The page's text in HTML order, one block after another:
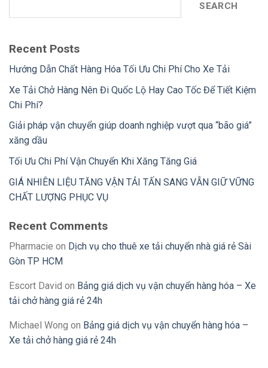
SEARCH
Recent Posts
Hướng Dẫn Chất Hàng Hóa Tối Ưu Chi Phí Cho Xe Tải
Xe Tải Chở Hàng Nên Đi Quốc Lộ Hay Cao Tốc Để Tiết Kiệm
Chi Phí?
Giải pháp vận chuyển giúp doanh nghiệp vượt qua “bão giá”
xăng dầu
Tối Ưu Chi Phí Vận Chuyển Khi Xăng Tăng Giá
GIÁ NHIÊN LIỆU TĂNG VẬN TẢI TẤN SANG VẪN GIỮ VỮNG
CHẤT LƯỢNG PHỤC VỤ
Recent Comments
Pharmacie on Dịch vụ cho thuê xe tải chuyển nhà giá rẻ Sài
Gòn TP HCM
Escort David on Bảng giá dịch vụ vận chuyển hàng hóa – Xe
tải chở hàng giá rẻ 24h
Michael Wong on Bảng giá dịch vụ vận chuyển hàng hóa –
Xe tải chở hàng giá rẻ 24h